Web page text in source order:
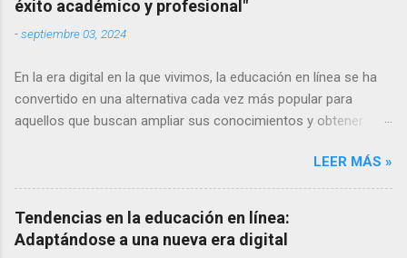
forma en que adquirimos conocimientos. Aprendizaje móvil El
uso de dispositivos móviles como teléfonos inteligentes y
tanto, no es de extrañar que el aprendizaje móvil sea una de
las tendencias más importantes en la educación en línea. Cada
vez más plataformas de aprendizaje ofrecen aplicaciones
éxito académico y profesional"
-septiembre 03, 2024
En la era digital en la que vivimos, la educación en línea se ha
convertido en una alternativa cada vez más popular para
aquellos que buscan ampliar sus conocimientos y obtener
virtuales desde cualquier lugar y en cualquier momento, la
educación en línea ofrece una serie de beneficios que han
revolucionado la forma en que aprendemos. A continuación,
explicaremos algunos de los principales beneficios de la
educación en línea. Accesibilidad y flexibilidad: Una de las
LEER MÁS »
Tendencias en la educación en línea:
Adaptándose a una nueva era digital